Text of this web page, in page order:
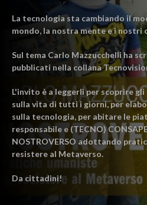
La tecnologia sta cambiando il
mondo, la nostra mente e i nostri
Sul tema Carlo Mazzucchelli ha
pubblicati nella collana
L'invito è a leggerli per scoprire
sulla vita di tutti i giorni, per
sulla tecnologia, per abitare le
responsabile e (TECNO)
NOSTROVERSO adottando
resistere al Metaverso.
Da cittadini!